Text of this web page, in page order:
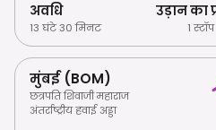
अवधि
13 घंटे 30 मिनट
उड़ान का
1 स्टॉप
मुंबई (BOM)
छत्रपति शिवाजी महाराज
अंतर्राष्ट्रीय हवाई अड्डा